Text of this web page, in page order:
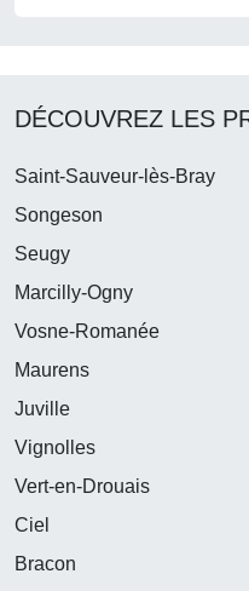
DÉCOUVREZ LES
Saint-Sauveur-lès-Bray
Songeson
Seugy
Marcilly-Ogny
Vosne-Romanée
Maurens
Juville
Vignolles
Vert-en-Drouais
Ciel
Bracon